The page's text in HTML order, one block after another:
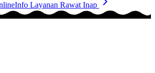
Info Layanan Rawat Inap